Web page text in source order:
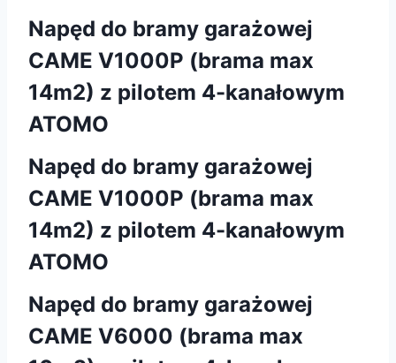
Napęd do bramy garażowej
CAME V1000P (brama max
14m2) z pilotem 4-kanałowym
ATOMO
Napęd do bramy garażowej
CAME V1000P (brama max
14m2) z pilotem 4-kanałowym
ATOMO
Napęd do bramy garażowej
CAME V6000 (brama max